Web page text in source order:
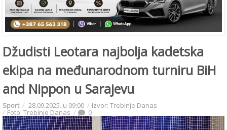
Džudisti Leotara najbolja kadetska
ekipa na međunarodnom turniru BiH
and Nippon u Sarajevu
Sport 28.09.2025. u 09:00 Izvor: Trebinje Danas
Foto: Trebinje Danas 0